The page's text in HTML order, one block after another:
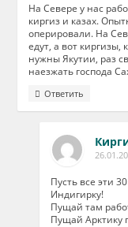
На Севере у нас
киргиз и казах.
оперировали. На
едут, а вот киргизы,
нужны Якутии, раз
наезжать господа
Ответить
Пусть все эти
Индигирку!
Пущай там
Пущай Арктику